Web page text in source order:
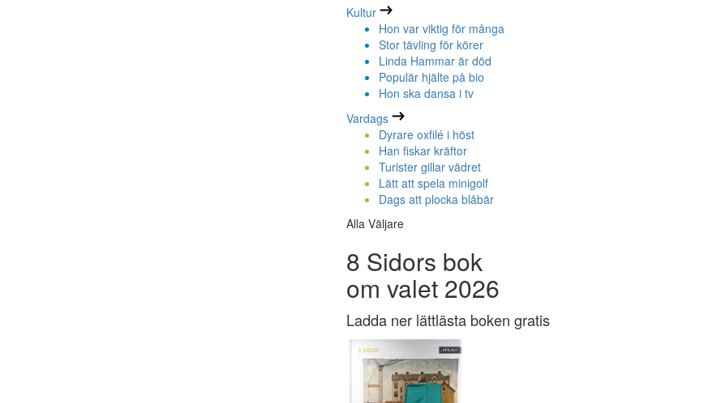
Kultur
Hon var viktig för många
Stor tävling för körer
Linda Hammar är död
Populär hjälte på bio
Hon ska dansa i tv
Vardags
Dyrare oxfilé i höst
Han fiskar kräftor
Turister gillar vädret
Lätt att spela minigolf
Dags att plocka blåbär
Alla Väljare
8 Sidors bok
om valet 2026
Ladda ner lättlästa boken gratis